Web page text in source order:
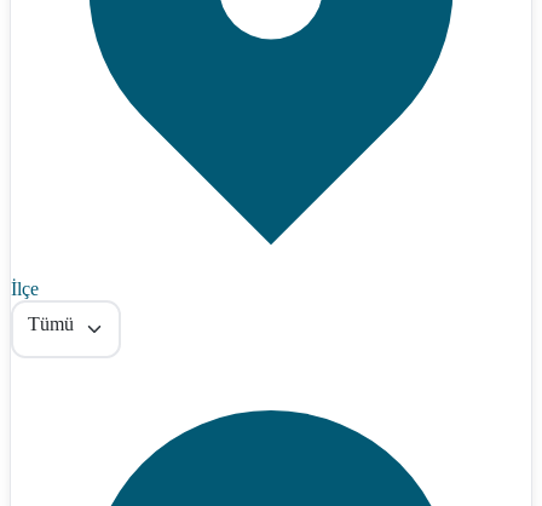
İlçe
Tümü